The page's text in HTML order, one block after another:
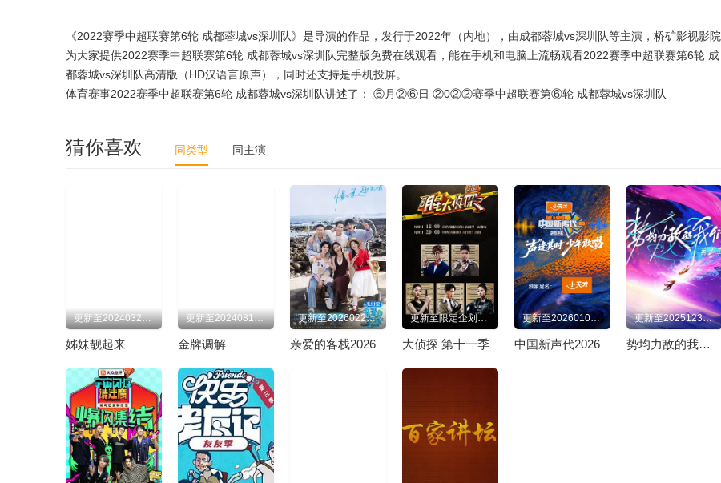
《2022赛季中超联赛第6轮 成都蓉城vs深圳队》是导演的作品，发行于2022年（内地），由成都蓉城vs深圳队等主演，桥矿影视影院
为大家提供2022赛季中超联赛第6轮 成都蓉城vs深圳队完整版免费在线观看，能在手机和电脑上流畅观看2022赛季中超联赛第6轮 成
都蓉城vs深圳队高清版（HD汉语言原声），同时还支持是手机投屏。
体育赛事2022赛季中超联赛第6轮 成都蓉城vs深圳队讲述了： ⑥月②⑥日 ②0②②赛季中超联赛第⑥轮 成都蓉城vs深圳队
猜你喜欢 同类型 同主演
更新至20240328期
姊妹靓起来
更新至20240819期
金牌调解
更新至20260220超前营业
亲爱的客栈2026
更新至限定企划第3期
大侦探 第十一季
更新至20260102先导片
中国新声代2026
更新至20251230精编特辑
势均力敌的我们 第二季